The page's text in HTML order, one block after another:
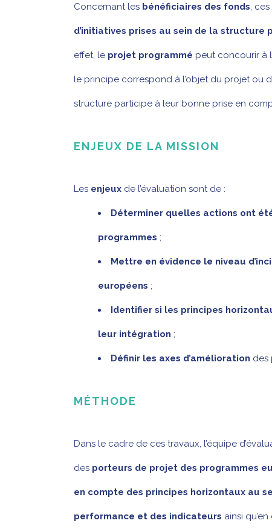
Concernant les bénéficiaires des fonds,
d’initiatives prises au sein de la structure
effet, le projet programmé peut concourir à
le principe correspond à l’objet du projet ou
structure participe à leur bonne prise en
ENJEUX DE LA MISSION
Les enjeux de l’évaluation sont de :
Déterminer quelles actions ont
programmes ;
Mettre en évidence le niveau
européens ;
Identifier si les principes
leur intégration ;
Définir les axes d’amélioration des
MÉTHODE
Dans le cadre de ces travaux, l’équipe
des porteurs de projet des programmes
en compte des principes horizontaux au
performance et des indicateurs ainsi